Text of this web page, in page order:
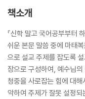
책소개
『신학 말고 국어공부부터
쉬운 본문 말씀 중에 마태
으로 설교 주제를 잡도록
장으로 구성하여, 예수님
청중을 사로잡는 힘에 대
악하여 주제가 잘못 설정